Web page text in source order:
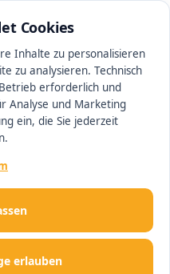
Cookies
Inhalte zu personalisieren
zu analysieren. Technisch
erforderlich und
Analyse und Marketing
ein, die Sie jederzeit
erlauben